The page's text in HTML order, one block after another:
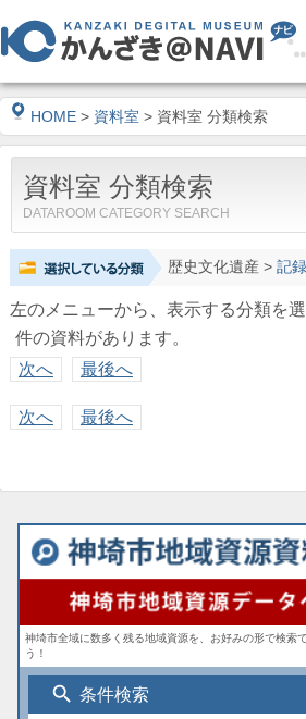
HOME > 資料室 > 資料室 分類検索
資料室 分類検索
DATAROOM CATEGORY SEARCH
歴史文化遺産> 記
左のメニューから、表示する分類を選
件の資料があります。
次へ
最後へ
次へ 最後へ
神埼市全域に数多く残る地域資源を、お好みの形で検索
う！
search 条件検索